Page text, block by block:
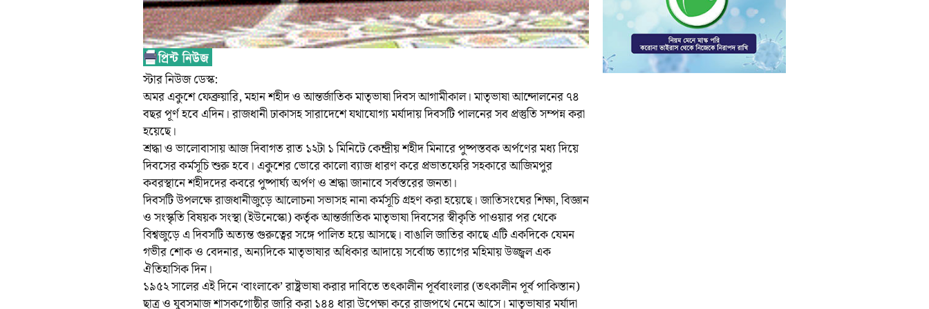
স্টার নিউজ ডেস্ক:
অমর একুশে ফেব্রুয়ারি, মহান শহীদ ও আন্তর্জাতিক মাতৃভাষা দিবস আগামীকাল। মাতৃভাষা আন্দোলনের ৭৪
বছর পূর্ণ হবে এদিন। রাজধানী ঢাকাসহ সারাদেশে যথাযোগ্য মর্যাদায় দিবসটি পালনের সব প্রস্তুতি সম্পন্ন করা
হয়েছে।
শ্রদ্ধা ও ভালোবাসায় আজ দিবাগত রাত ১২টা ১ মিনিটে কেন্দ্রীয় শহীদ মিনারে পুষ্পস্তবক অর্পণের মধ্য দিয়ে
দিবসের কর্মসূচি শুরু হবে। একুশের ভোরে কালো ব্যাজ ধারণ করে প্রভাতফেরি সহকারে আজিমপুর
কবরস্থানে শহীদদের কবরে পুষ্পার্ঘ্য অর্পণ ও শ্রদ্ধা জানাবে সর্বস্তরের জনতা।
দিবসটি উপলক্ষে রাজধানীজুড়ে আলোচনা সভাসহ নানা কর্মসূচি গ্রহণ করা হয়েছে। জাতিসংঘের শিক্ষা, বিজ্ঞান
ও সংস্কৃতি বিষয়ক সংস্থা (ইউনেস্কো) কর্তৃক আন্তর্জাতিক মাতৃভাষা দিবসের স্বীকৃতি পাওয়ার পর থেকে
বিশ্বজুড়ে এ দিবসটি অত্যন্ত গুরুত্বের সঙ্গে পালিত হয়ে আসছে। বাঙালি জাতির কাছে এটি একদিকে যেমন
গভীর শোক ও বেদনার, অন্যদিকে মাতৃভাষার অধিকার আদায়ে সর্বোচ্চ ত্যাগের মহিমায় উজ্জ্বল এক
ঐতিহাসিক দিন।
১৯৫২ সালের এই দিনে ‘বাংলাকে’ রাষ্ট্রভাষা করার দাবিতে তৎকালীন পূর্ববাংলার (তৎকালীন পূর্ব পাকিস্তান)
ছাত্র ও যুবসমাজ শাসকগোষ্ঠীর জারি করা ১৪৪ ধারা উপেক্ষা করে রাজপথে নেমে আসে। মাতৃভাষার মর্যাদা